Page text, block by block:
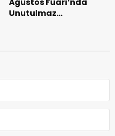
Ağustos Fuarı’nda
Unutulmaz